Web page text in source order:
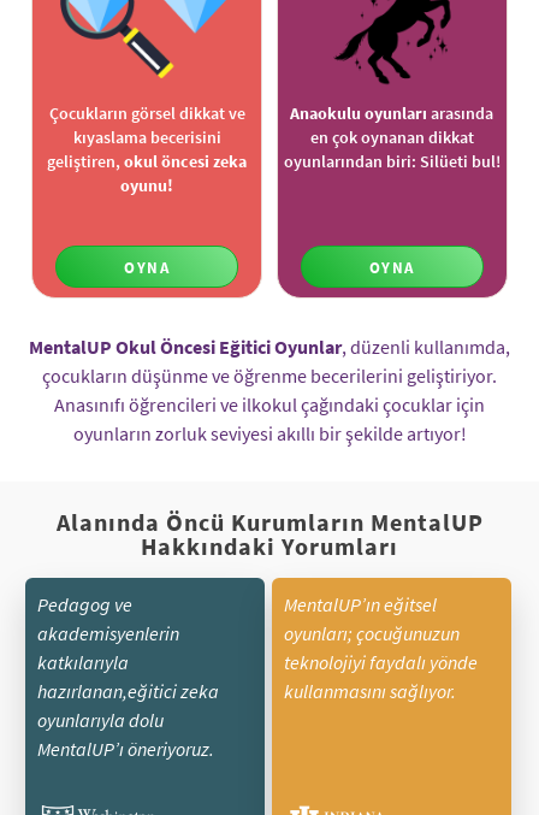
Çocukların görsel dikkat ve
kıyaslama becerisini
geliştiren,okul öncesi zeka
oyunu!
OYNA
Anaokulu oyunları arasında
en çok oynanan dikkat
oyunlarından biri: Silüeti bul!
OYNA
MentalUP Okul Öncesi Eğitici Oyunlar, düzenli kullanımda,
çocukların düşünme ve öğrenme becerilerini geliştiriyor.
Anasınıfı öğrencileri ve ilkokul çağındaki çocuklar için
oyunların zorluk seviyesi akıllı bir şekilde artıyor!
Alanında Öncü Kurumların MentalUP
Hakkındaki Yorumları
Pedagog ve
akademisyenlerin
katkılarıyla
hazırlanan,eğitici zeka
oyunlarıyla dolu
MentalUP’ı öneriyoruz.
MentalUP’ın eğitsel
oyunları; çocuğunuzun
teknolojiyi faydalı yönde
kullanmasını sağlıyor.